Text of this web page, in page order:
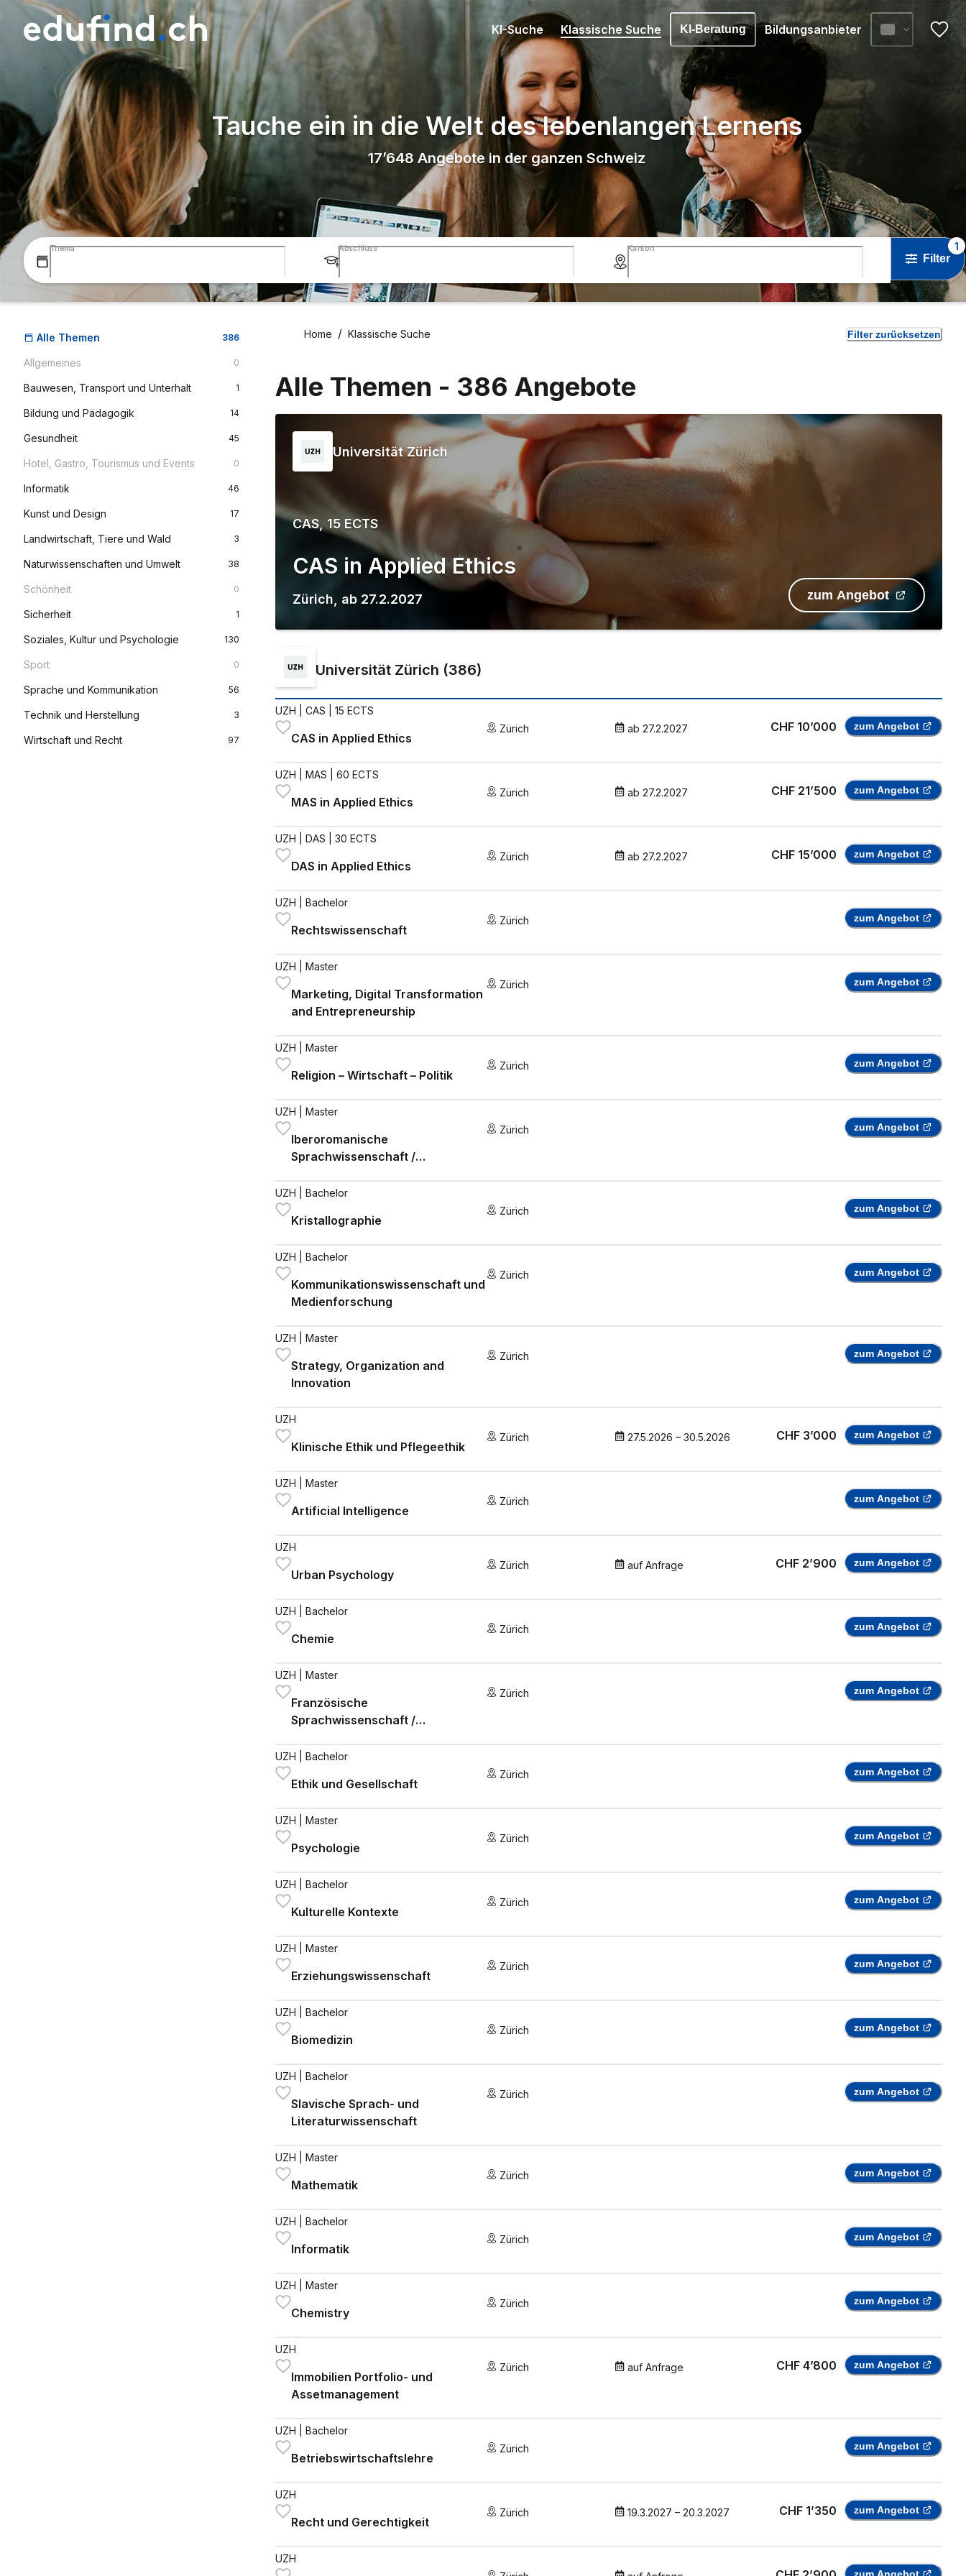
KI-Suche Klassische Suche KI-Beratung Bildungsanbieter
Tauche ein in die Welt des lebenlangen Lernens
17’648 Angebote in der ganzen Schweiz
Thema Abschluss Kanton
Filter
1
Alle Themen 386
Allgemeines 0
Bauwesen, Transport und Unterhalt 1
Bildung und Pädagogik 14
Gesundheit 45
Hotel, Gastro, Tourismus und Events 0
Informatik 46
Kunst und Design 17
Landwirtschaft, Tiere und Wald 3
Naturwissenschaften und Umwelt 38
Schönheit 0
Sicherheit 1
Soziales, Kultur und Psychologie 130
Sport 0
Sprache und Kommunikation 56
Technik und Herstellung 3
Wirtschaft und Recht 97
Home Klassische Suche Filter zurücksetzen
Alle Themen - 386 Angebote
Universität Zürich
CAS, 15 ECTS
CAS in Applied Ethics
Zürich ab 27.2.2027 zum Angebot
Universität Zürich (386)
UZH | CAS | 15 ECTS
CAS in Applied Ethics
Zürich ab 27.2.2027 CHF 10’000 zum Angebot
UZH | MAS | 60 ECTS
MAS in Applied Ethics
Zürich ab 27.2.2027 CHF 21’500 zum Angebot
UZH | DAS | 30 ECTS
DAS in Applied Ethics
Zürich ab 27.2.2027 CHF 15’000 zum Angebot
UZH | Bachelor
Rechtswissenschaft
Zürich zum Angebot
UZH | Master
Marketing, Digital Transformation
and Entrepreneurship
Zürich zum Angebot
UZH | Master
Religion – Wirtschaft – Politik
Zürich zum Angebot
UZH | Master
Iberoromanische
Sprachwissenschaft /
Zürich zum Angebot
UZH | Bachelor
Kristallographie
Zürich zum Angebot
UZH | Bachelor
Kommunikationswissenschaft und
Medienforschung
Zürich zum Angebot
UZH | Master
Strategy, Organization and
Innovation
Zürich zum Angebot
UZH
Klinische Ethik und Pflegeethik
Zürich 27.5.2026 – 30.5.2026 CHF 3’000 zum Angebot
UZH | Master
Artificial Intelligence
Zürich zum Angebot
UZH
Urban Psychology
Zürich auf Anfrage CHF 2’900 zum Angebot
UZH | Bachelor
Chemie
Zürich zum Angebot
UZH | Master
Französische
Sprachwissenschaft /
Zürich zum Angebot
UZH | Bachelor
Ethik und Gesellschaft
Zürich zum Angebot
UZH | Master
Psychologie
Zürich zum Angebot
UZH | Bachelor
Kulturelle Kontexte
Zürich zum Angebot
UZH | Master
Erziehungswissenschaft
Zürich zum Angebot
UZH | Bachelor
Biomedizin
Zürich zum Angebot
UZH | Bachelor
Slavische Sprach- und
Literaturwissenschaft
Zürich zum Angebot
UZH | Master
Mathematik
Zürich zum Angebot
UZH | Bachelor
Informatik
Zürich zum Angebot
UZH | Master
Chemistry
Zürich zum Angebot
UZH
Immobilien Portfolio- und
Assetmanagement
Zürich auf Anfrage CHF 4’800 zum Angebot
UZH | Bachelor
Betriebswirtschaftslehre
Zürich zum Angebot
UZH
Recht und Gerechtigkeit
Zürich 19.3.2027 – 20.3.2027 CHF 1’350 zum Angebot
UZH